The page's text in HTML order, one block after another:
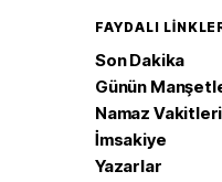
FAYDALI
Son Dakika
Günün
Namaz Vakitleri
İmsakiye
Yazarlar